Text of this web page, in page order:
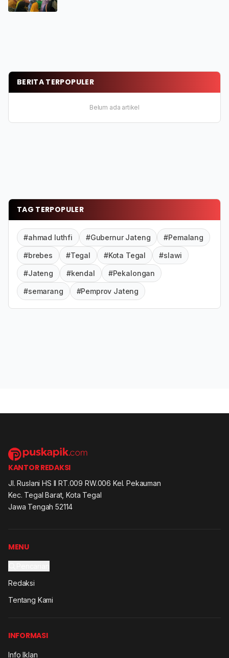
BERITA TERPOPULER
Belum ada artikel
TAG TERPOPULER
#ahmad luthfi #Gubernur Jateng #Pemalang
#brebes #Tegal #Kota Tegal #slawi
#Jateng #kendal #Pekalongan
#semarang #Pemprov Jateng
KANTOR REDAKSI
Jl. Ruslani HS II RT.009 RW.006 Kel. Pekauman
Kec. Tegal Barat, Kota Tegal
Jawa Tengah 52114
MENU
Redaksi
Tentang Kami
INFORMASI
Info Iklan